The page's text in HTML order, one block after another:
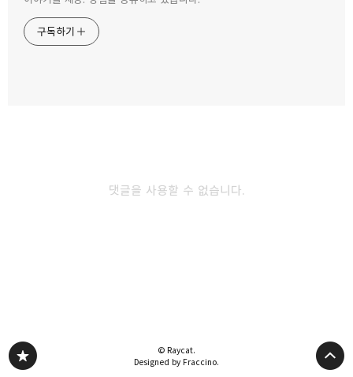
구독하기
댓글을 사용할 수 없습니다.
시놀로지 NAS 방화벽으로 해외 접속 차단하기
시놀로지 NAS encrypt 랜섬웨어에 감염
© Raycat.
Designed by Fraccino.